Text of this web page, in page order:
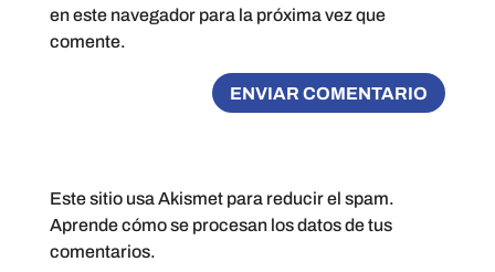
en este navegador para la próxima vez que
comente.
Este sitio usa Akismet para reducir el spam.
Aprende cómo se procesan los datos de tus
comentarios.